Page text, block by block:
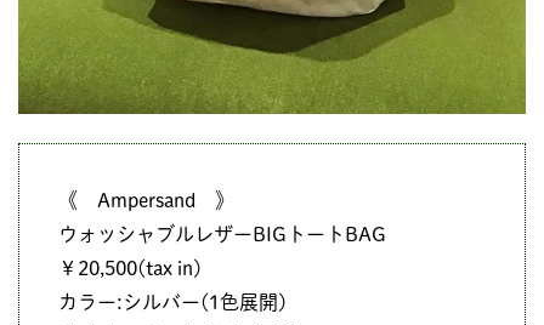
《 Ampersand 》
ウォッシャブルレザーBIGトートBAG
￥20,500(tax in)
カラー:シルバー(1色展開)